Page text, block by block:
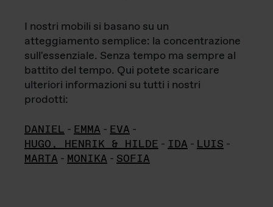
I nostri mobili si basano su un
atteggiamento semplice: la concentrazione
sull'essenziale. Senza tempo ma sempre al
battito del tempo. Qui potete scaricare
ulteriori informazioni su tutti i nostri
prodotti:
DANIEL - EMMA - EVA -
HUGO, HENRIK & HILDE - IDA - LUIS -
MARTA - MONIKA - SOFIA